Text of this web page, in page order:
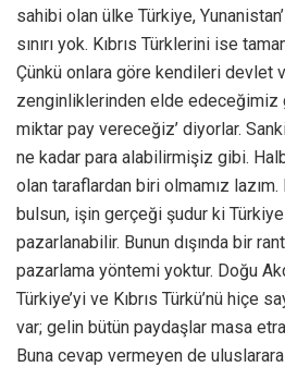
sahibi olan ülke Türkiye,
sınırı yok. Kıbrıs Türklerini ise
Çünkü onlara göre kendileri devlet
zenginliklerinden elde
miktar pay vereceğiz’ diyorlar.
ne kadar para alabilirmişiz gibi.
olan taraflardan biri olmamız
bulsun, işin gerçeği şudur ki
pazarlanabilir. Bunun dışında bir
pazarlama yöntemi yoktur. Doğu
Türkiye’yi ve Kıbrıs Türkü’nü hiçe
var; gelin bütün paydaşlar masa
Buna cevap vermeyen de